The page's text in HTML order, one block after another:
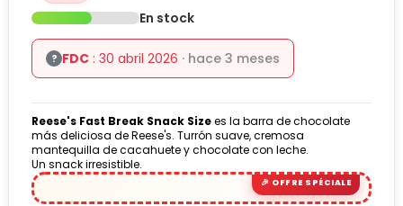
En stock
? FDC : 30 abril 2026 · hace 3 meses
Reese's Fast Break Snack Sizees la barra de chocolate
más deliciosa de Reese's. Turrón suave, cremosa
mantequilla de cacahuete y chocolate con leche.
Un snack irresistible.